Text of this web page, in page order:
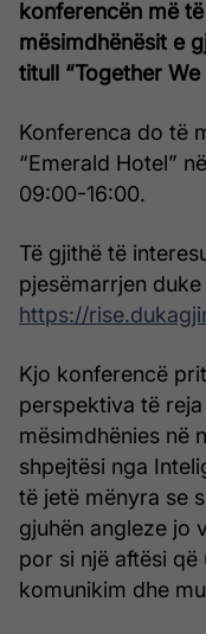
konferencën më
mësimdhënësit e
titull “Together We
Konferenca do të
“Emerald Hotel”
09:00-16:00.
Të gjithë të
pjesëmarrjen
https://
Kjo konferencë
perspektiva të
mësimdhënies në
shpejtësi nga
të jetë mënyra se
gjuhën angleze jo
por si një aftësi
komunikim dhe